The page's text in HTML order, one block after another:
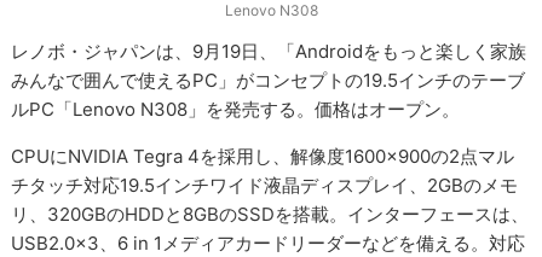
Lenovo N308
レノボ・ジャパンは、9月19日、「Androidをもっと楽しく家族
みんなで囲んで使えるPC」がコンセプトの19.5インチのテーブ
ルPC「Lenovo N308」を発売する。価格はオープン。
CPUにNVIDIA Tegra 4を採用し、解像度1600×900の2点マル
チタッチ対応19.5インチワイド液晶ディスプレイ、2GBのメモ
リ、320GBのHDDと8GBのSSDを搭載。インターフェースは、
USB2.0×3、6 in 1メディアカードリーダーなどを備える。対応